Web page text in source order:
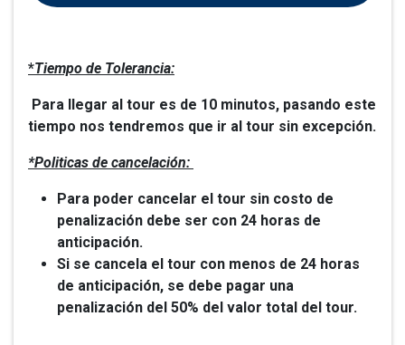
*Tiempo de Tolerancia:
Para llegar al tour es de 10 minutos, pasando este
tiempo nos tendremos que ir al tour sin excepción.
*Politicas de cancelación:
Para poder cancelar el tour sin costo de
penalización debe ser con 24 horas de
anticipación.
Si se cancela el tour con menos de 24 horas
de anticipación, se debe pagar una
penalización del 50% del valor total del tour.